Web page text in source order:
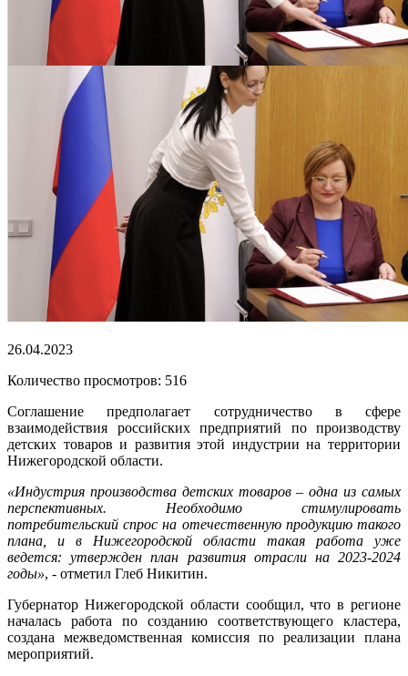
26.04.2023
Количество просмотров: 516
Соглашение предполагает сотрудничество в сфере
взаимодействия российских предприятий по производству
детских товаров и развития этой индустрии на территории
Нижегородской области.
«Индустрия производства детских товаров – одна из самых
перспективных. Необходимо стимулировать
потребительский спрос на отечественную продукцию такого
плана, и в Нижегородской области такая работа уже
ведется: утвержден план развития отрасли на 2023-2024
годы», - отметил Глеб Никитин.
Губернатор Нижегородской области сообщил, что в регионе
началась работа по созданию соответствующего кластера,
создана межведомственная комиссия по реализации плана
мероприятий.